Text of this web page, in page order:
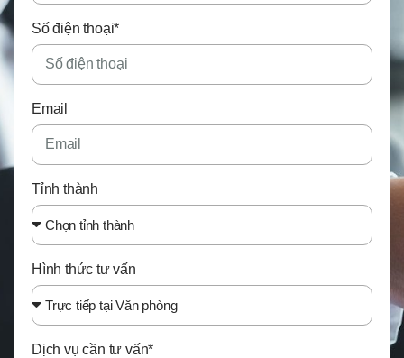
Số điện thoại*
Email
Tỉnh thành
Hình thức tư vấn
Dịch vụ cần tư vấn*